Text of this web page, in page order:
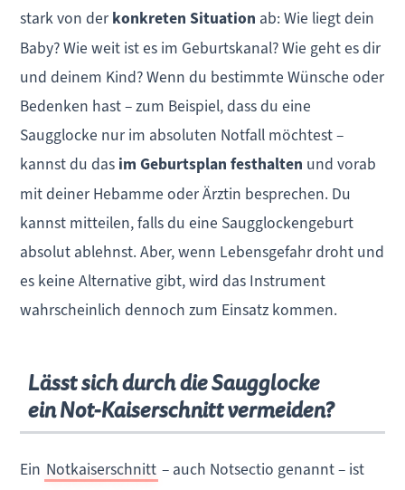
stark von der konkreten Situation ab: Wie liegt dein
Baby? Wie weit ist es im Geburtskanal? Wie geht es dir
und deinem Kind? Wenn du bestimmte Wünsche oder
Bedenken hast – zum Beispiel, dass du eine
Saugglocke nur im absoluten Notfall möchtest –
kannst du das im Geburtsplan festhalten und vorab
mit deiner Hebamme oder Ärztin besprechen. Du
kannst mitteilen, falls du eine Saugglockengeburt
absolut ablehnst. Aber, wenn Lebensgefahr droht und
es keine Alternative gibt, wird das Instrument
wahrscheinlich dennoch zum Einsatz kommen.
Lässt sich durch die Saugglocke
ein Not-Kaiserschnitt vermeiden?
Ein Notkaiserschnitt – auch Notsectio genannt – ist